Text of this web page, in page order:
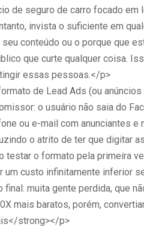
de seguro de carro focado em
invista o suficiente em
conteúdo ou o porque que
que curte qualquer coisa.
essas pessoas.</p>
de Lead Ads (ou
o usuário não saia do
ou e-mail com anunciantes e
o atrito de ter que digitar
testar o formato pela primeira
custo infinitamente inferior
muita gente perdida, que
mais baratos, porém,
strong></p>